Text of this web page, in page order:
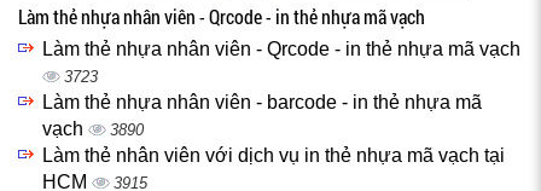
Làm thẻ nhựa nhân viên - Qrcode - in thẻ nhựa mã vạch
Làm thẻ nhựa nhân viên - Qrcode - in thẻ nhựa mã vạch
3723
Làm thẻ nhựa nhân viên - barcode - in thẻ nhựa mã
vạch
3890
Làm thẻ nhân viên với dịch vụ in thẻ nhựa mã vạch tại
HCM
3915